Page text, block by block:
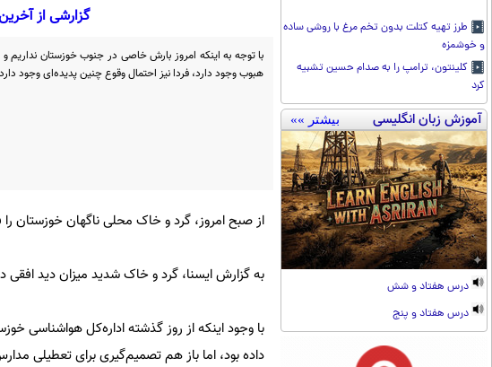
طرز تهیه کتلت بدون تخم مرغ با روشی ساده
و خوشمزه
کلینتون، ترامپ را به صدام حسین تشبیه
کرد
آموزش زبان انگلیسی بیشتر »»
درس هفتاد و شش
درس هفتاد و پنج
گزارشی از
با توجه به اینکه امروز بارش خاصی در جنوب خوزستان نداریم
هبوب وجود دارد، فردا نیز احتمال وقوع چنین پدیده‌ای وجود
از صبح امروز، گرد و خاک محلی ناگهان خوزستان
به گزارش ایسنا، گرد و خاک شدید میزان دید افقی در اهواز را به ۲۵۰ متر کاهش داد و در دیگر شهرها
با وجود اینکه از روز گذشته اداره‌کل هواشناسی
داده بود، اما باز هم تصمیم‌گیری برای تعطیلی